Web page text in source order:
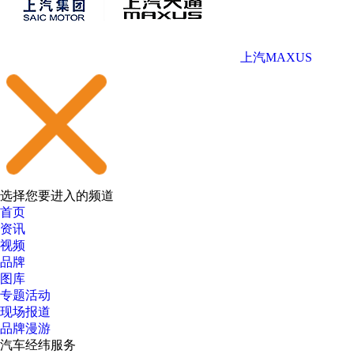
上汽MAXUS
选择您要进入的频道
首页
资讯
视频
品牌
图库
专题活动
现场报道
品牌漫游
汽车经纬服务